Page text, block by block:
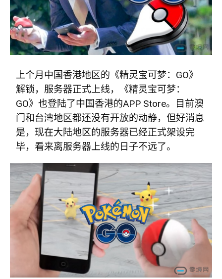
上个月中国香港地区的《精灵宝可梦：GO》
解锁，服务器正式上线，《精灵宝可梦：
GO》也登陆了中国香港的APP Store。目前澳
门和台湾地区都还没有开放的动静，但好消息
是，现在大陆地区的服务器已经正式架设完
毕，看来离服务器上线的日子不远了。